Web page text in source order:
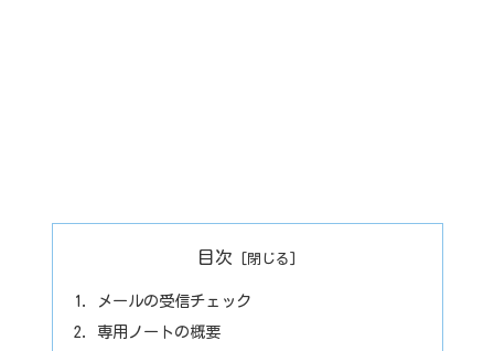
目次
メールの受信チェック
専用ノートの概要